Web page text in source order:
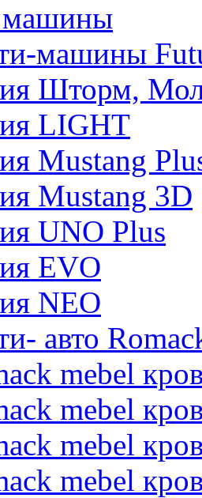
машины
машины
Шторм,
LIGHT
Mustang
Mustang 3D
UNO Plus
EVO
NEO
авто
mebel
mebel
mebel
mebel